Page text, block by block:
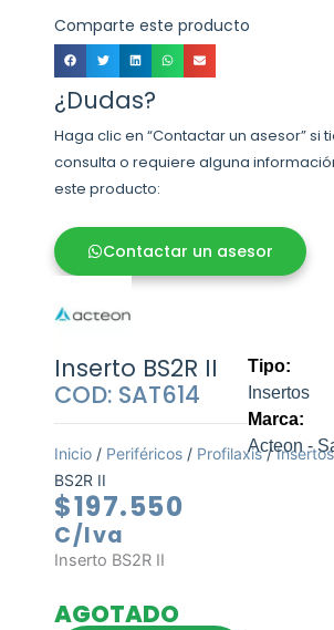
Comparte este producto
¿Dudas?
Haga clic en “Contactar un asesor” si
consulta o requiere alguna
este producto:
Contactar un asesor
Inserto BS2R II
COD: SAT614
Inicio / Periféricos / Profilaxis/Insertos
BS2R II
$197.550
C/Iva
Inserto BS2R II
AGOTADO
Tipo:
Insertos
Marca:
Acteon -